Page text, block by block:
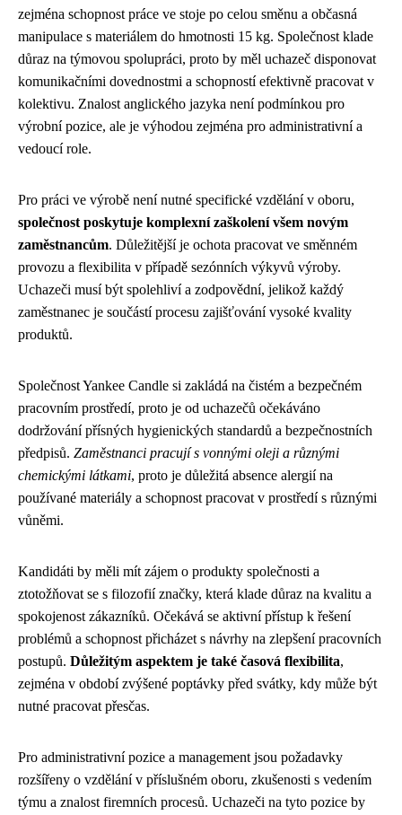
zejména schopnost práce ve stoje po celou směnu a občasná
manipulace s materiálem do hmotnosti 15 kg. Společnost klade
důraz na týmovou spolupráci, proto by měl uchazeč disponovat
komunikačními dovednostmi a schopností efektivně pracovat v
kolektivu. Znalost anglického jazyka není podmínkou pro
výrobní pozice, ale je výhodou zejména pro administrativní a
vedoucí role.
Pro práci ve výrobě není nutné specifické vzdělání v oboru,
společnost poskytuje komplexní zaškolení všem novým
zaměstnancům. Důležitější je ochota pracovat ve směnném
provozu a flexibilita v případě sezónních výkyvů výroby.
Uchazeči musí být spolehliví a zodpovědní, jelikož každý
zaměstnanec je součástí procesu zajišťování vysoké kvality
produktů.
Společnost Yankee Candle si zakládá na čistém a bezpečném
pracovním prostředí, proto je od uchazečů očekáváno
dodržování přísných hygienických standardů a bezpečnostních
předpisů. Zaměstnanci pracují s vonnými oleji a různými
chemickými látkami, proto je důležitá absence alergií na
používané materiály a schopnost pracovat v prostředí s různými
vůněmi.
Kandidáti by měli mít zájem o produkty společnosti a
ztotožňovat se s filozofií značky, která klade důraz na kvalitu a
spokojenost zákazníků. Očekává se aktivní přístup k řešení
problémů a schopnost přicházet s návrhy na zlepšení pracovních
postupů. Důležitým aspektem je také časová flexibilita,
zejména v období zvýšené poptávky před svátky, kdy může být
nutné pracovat přesčas.
Pro administrativní pozice a management jsou požadavky
rozšířeny o vzdělání v příslušném oboru, zkušenosti s vedením
týmu a znalost firemních procesů. Uchazeči na tyto pozice by